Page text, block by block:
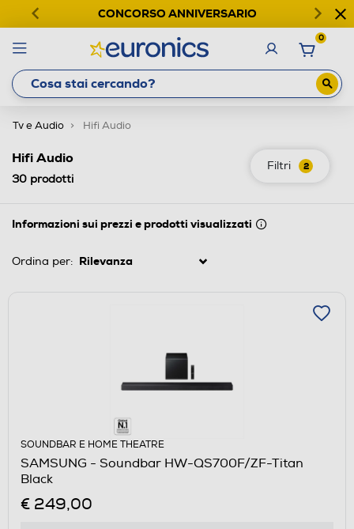
CONCORSO ANNIVERSARIO
0
Tv e Audio Hifi Audio
Filtri 2
Hifi Audio
30 prodotti
Informazioni sui prezzi e prodotti visualizzati
Ordina per:
SOUNDBAR E HOME THEATRE
SAMSUNG - Soundbar HW-QS700F/ZF-Titan
Black
€ 249,00